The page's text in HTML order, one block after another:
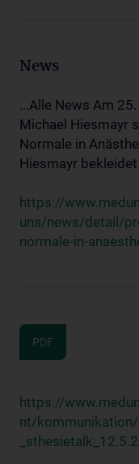
News
...Alle News Am
Michael Hiesmayr
Normale in
Hiesmayr
https://
uns/news/detail/
normale-in-
PDF
https://
nt/kommunikation/